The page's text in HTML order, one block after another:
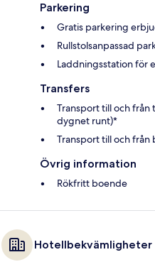
Parkering
Gratis parkering
Rullstolsanpassad
Laddningsstation för
Transfers
Transport till och
dygnet runt)*
Transport till och från
Övrig information
Rökfritt boende
Hotellbekvämligheter